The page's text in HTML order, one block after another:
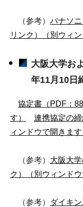
（参考） パナソ
リンク）（別ウィ
大阪大学お
年11月10日
協定書（PDF：
す）
連携協定の
ィンドウで開きます
（参考） 大阪大
ク）（別ウィンドウ
（参考）
ダイキ